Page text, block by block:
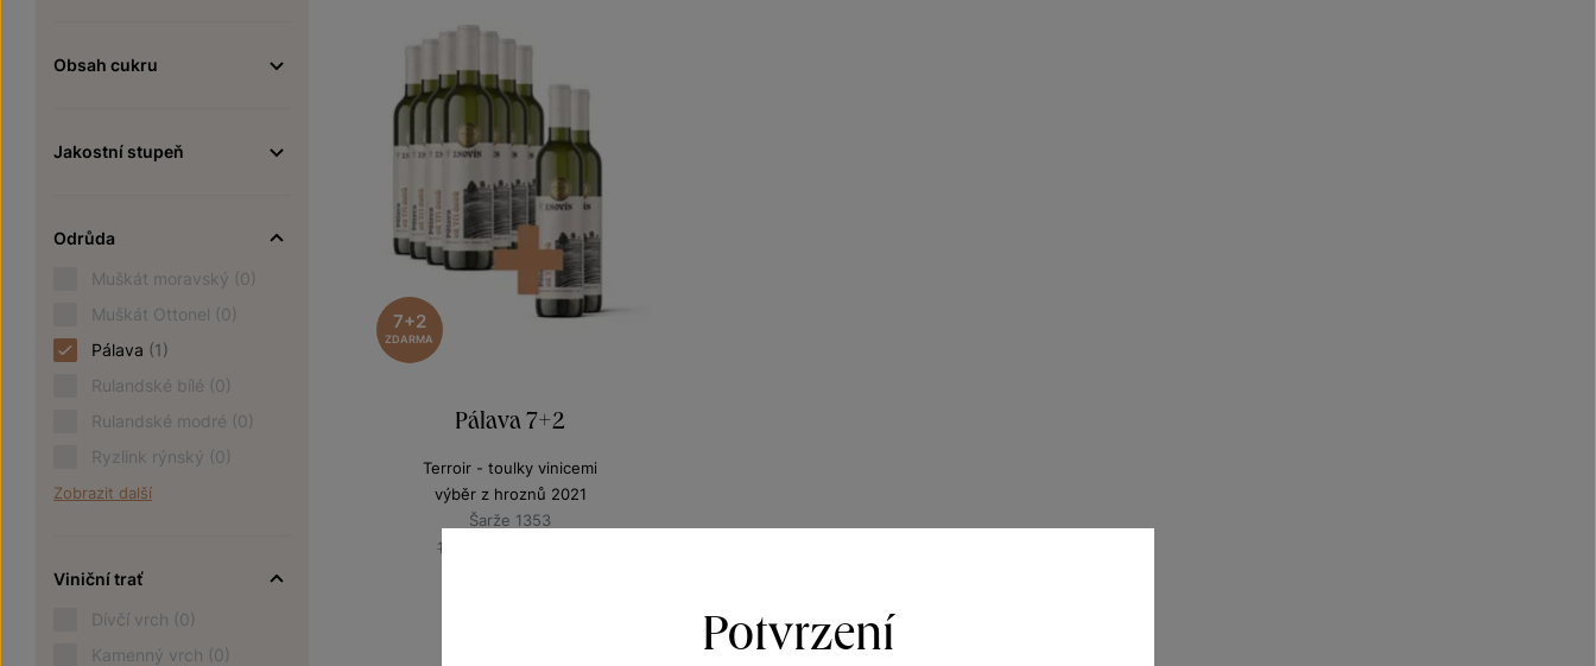
Obsah cukru
Jakostní stupeň
Odrůda
Muškát moravský (0)
Muškát Ottonel (0)
Pálava (1)
Rulandské bílé (0)
Rulandské modré (0)
Ryzlink rýnský (0)
Zobrazit další
Viniční trať
Dívčí vrch (0)
Kamenný vrch (0)
7+2
ZDARMA
Pálava 7+2
Terroir - toulky vinicemi
výběr z hroznů 2021
Šarže 1353
1 440 Kč
Potvrzení